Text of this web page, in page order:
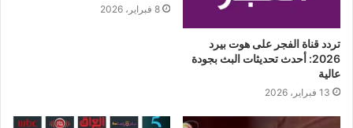
تردد قناة الفجر على هوت بيرد
2026: أحدث تحديثات البث بجودة
عالية
13 فبراير، 2026
8 فبراير، 2026